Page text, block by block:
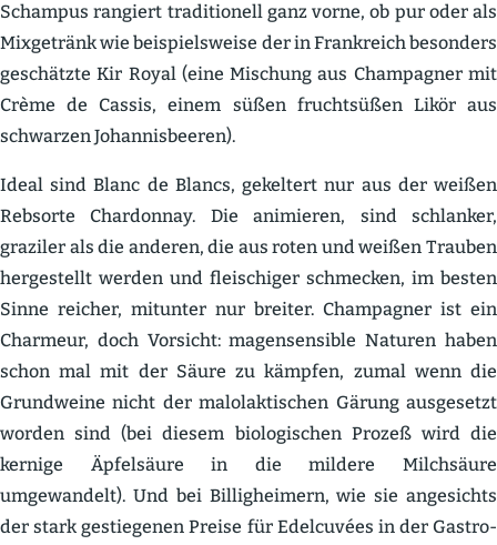
Schampus rangiert tradi­tionell ganz vorne, ob pur oder als
Mixge­tränk wie beispiels­weise der in Frank­reich besonders
geschätzte Kir Royal (eine Mischung aus Champagner mit
Crème de Cassis, einem süßen frucht­süßen Likör aus
schwarzen Johan­nis­beeren).
Ideal sind Blanc de Blancs, gekeltert nur aus der weißen
Rebsorte Chardonnay. Die animieren, sind schlanker,
graziler als die anderen, die aus roten und weißen Trauben
herge­stellt werden und fleischiger schmecken, im besten
Sinne reicher, mitunter nur breiter. Champagner ist ein
Charmeur, doch Vorsicht: magen­sen­sible Naturen haben
schon mal mit der Säure zu kämpfen, zumal wenn die
Grund­weine nicht der malolak­ti­schen Gärung ausge­setzt
worden sind (bei diesem biolo­gi­schen Prozeß wird die
kernige Äpfel­säure in die mildere Milch­säure
umgewandelt). Und bei Billig­heimern, wie sie angesichts
der stark gestie­genen Preise für Edelcuvées in der Gastro­